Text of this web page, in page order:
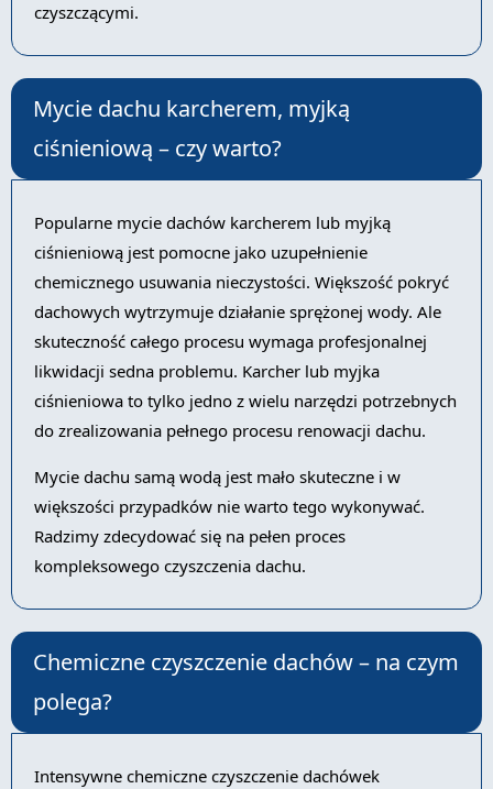
czyszczącymi.
Mycie dachu karcherem, myjką
ciśnieniową – czy warto?
Popularne mycie dachów karcherem lub myjką
ciśnieniową jest pomocne jako uzupełnienie
chemicznego usuwania nieczystości. Większość pokryć
dachowych wytrzymuje działanie sprężonej wody. Ale
skuteczność całego procesu wymaga profesjonalnej
likwidacji sedna problemu. Karcher lub myjka
ciśnieniowa to tylko jedno z wielu narzędzi potrzebnych
do zrealizowania pełnego procesu renowacji dachu.
Mycie dachu samą wodą jest mało skuteczne i w
większości przypadków nie warto tego wykonywać.
Radzimy zdecydować się na pełen proces
kompleksowego czyszczenia dachu.
Chemiczne czyszczenie dachów – na czym
polega?
Intensywne chemiczne czyszczenie dachówek